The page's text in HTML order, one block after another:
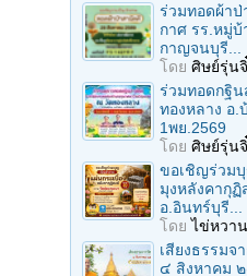
ร่วมทอดผ้าป่
กาศ รร.หมู่บ้
กาญจนบุรี...
โดย ศิษย์รุ่น
ร่วมทอดกฐิน
ทองหลาง อ
1พย.2569
โดย ศิษย์รุ่น
ขอเชิญร่วมบุ
มุงหลังคากุฏิ
อ.อินทร์บุรี...
โดยไข่หวา
เสียงธรรม
๔ สิงหาคม